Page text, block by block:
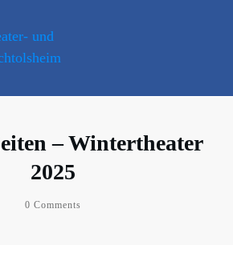
– Wintertheater
2025
0 Comments